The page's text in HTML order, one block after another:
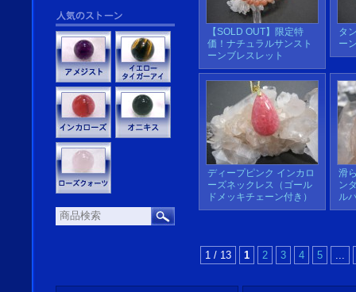
【SOLD OUT】限定特
価！ナチュラルサンスト
ーンブレスレット
タ
ー
ディープピンク インカロ
ーズネックレス（ゴール
ドメッキチェーン付き）
滑
ン
ル
1 / 13 1 2 3 4 5 ...